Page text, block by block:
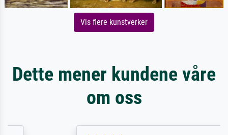
Vis flere kunstverker
Dette mener kundene våre
om oss